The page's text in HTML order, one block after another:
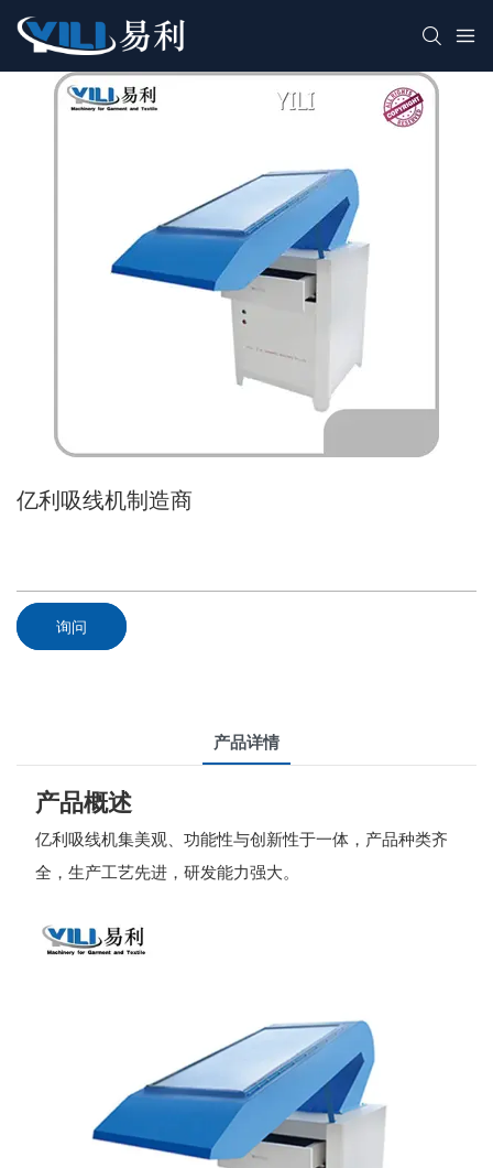
亿利吸线机制造商
询问
产品详情
产品概述
亿利吸线机集美观、功能性与创新性于一体，产品种类齐
全，生产工艺先进，研发能力强大。